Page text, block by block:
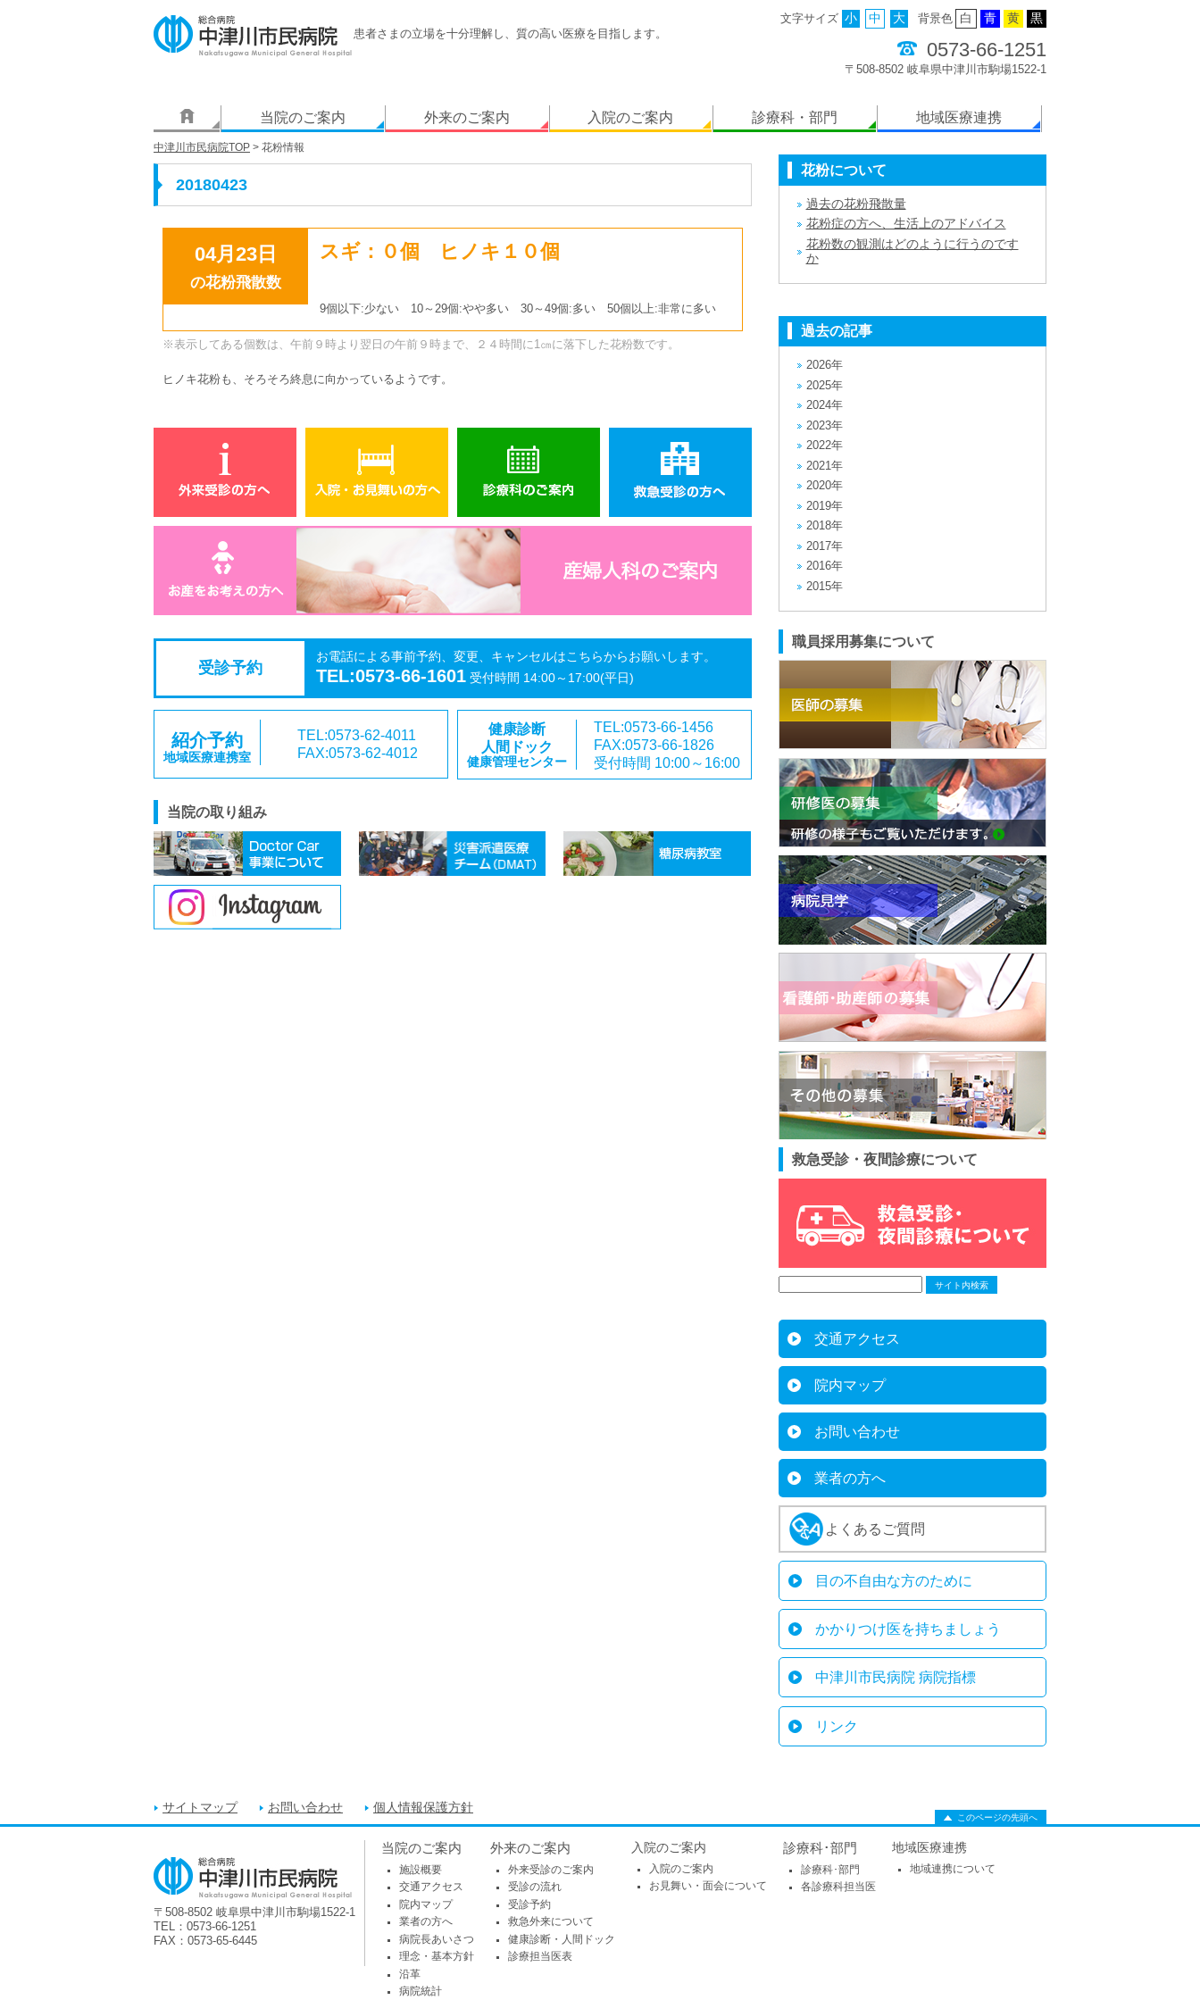
患者さまの立場を十分理解し、質の高い医療を目指します。
背景色 白 青 黄 黒
文字サイズ 小 中 大
0573-66-1251
〒508-8502 岐阜県中津川市駒場1522-1
当院のご案内 外来のご案内 入院のご案内 診療科・部門 地域医療連携
中津川市民病院TOP > 花粉情報
20180423
04月23日
の花粉飛散数
スギ：０個 ヒノキ１０個
9個以下:少ない 10～29個:やや多い 30～49個:多い 50個以上:非常に多い
※表示してある個数は、午前９時より翌日の午前９時まで、２４時間に1㎝に落下した花粉数です。
ヒノキ花粉も、そろそろ終息に向かっているようです。
受診予約
お電話による事前予約、変更、キャンセルはこちらからお願いします。
TEL:0573-66-1601 受付時間 14:00～17:00(平日)
紹介予約
地域医療連携室
TEL:0573-62-4011
FAX:0573-62-4012
健康診断
人間ドック
健康管理センター
TEL:0573-66-1456
FAX:0573-66-1826
受付時間 10:00～16:00
当院の取り組み
花粉について
過去の花粉飛散量
花粉症の方へ、生活上のアドバイス
花粉数の観測はどのように行うのです
か
過去の記事
2026年
2025年
2024年
2023年
2022年
2021年
2020年
2019年
2018年
2017年
2016年
2015年
職員採用募集について
救急受診・夜間診療について
交通アクセス
院内マップ
お問い合わせ
業者の方へ
よくあるご質問
目の不自由な方のために
かかりつけ医を持ちましょう
中津川市民病院 病院指標
リンク
サイトマップ お問い合わせ 個人情報保護方針
このページの先頭へ
〒508-8502 岐阜県中津川市駒場1522-1
TEL：0573-66-1251
FAX：0573-65-6445
当院のご案内
施設概要
交通アクセス
院内マップ
業者の方へ
病院長あいさつ
理念・基本方針
沿革
病院統計
外来のご案内
外来受診のご案内
受診の流れ
受診予約
救急外来について
健康診断・人間ドック
診療担当医表
入院のご案内
入院のご案内
お見舞い・面会について
診療科･部門
診療科･部門
各診療科担当医
地域医療連携
地域連携について